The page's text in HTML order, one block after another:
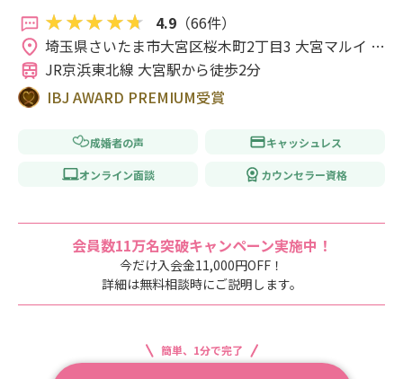
4.9（66件）
埼玉県さいたま市大宮区桜木町2丁目3 大宮マルイ 7
階
JR京浜東北線 大宮駅から徒歩2分
IBJ AWARD PREMIUM受賞
成婚者の声 キャッシュレス
オンライン面談 カウンセラー資格
会員数11万名突破キャンペーン実施中！
今だけ入会金11,000円OFF！
詳細は無料相談時にご説明します。
簡単、1分で完了